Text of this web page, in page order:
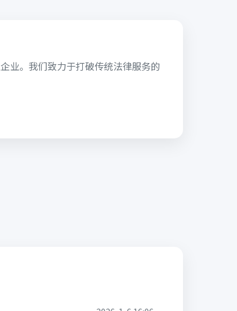
业。我们致力于打破传统法律服务的